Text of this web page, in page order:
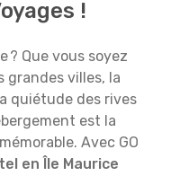
!
? Que vous soyez
grandes villes, la
quiétude des rives
est la
Avec GO
en Île Maurice